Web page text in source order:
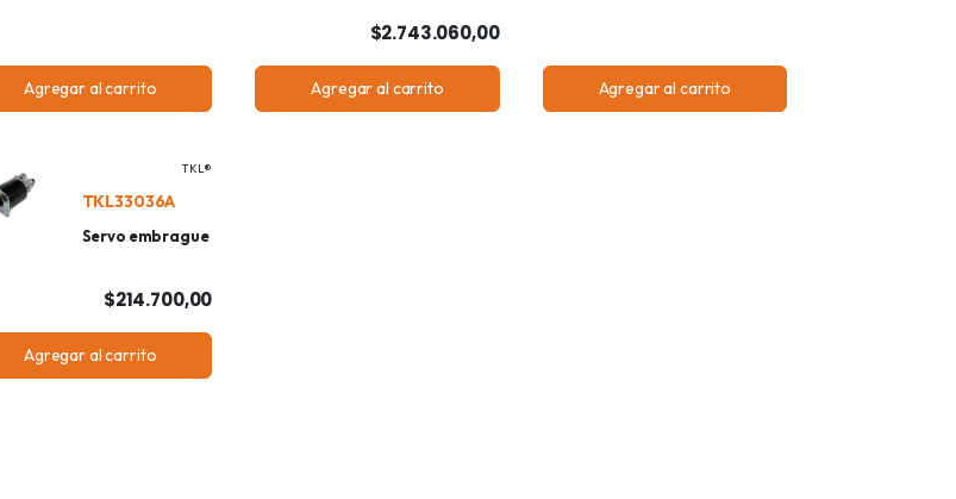
Agregar al carrito
$2.743.060,00
Agregar al carrito Agregar al carrito
TKL®
TKL33036A
Servo embrague
$214.700,00
Agregar al carrito